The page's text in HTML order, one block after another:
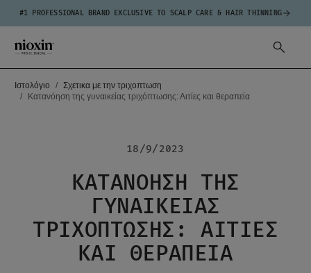
#1 PROFESSIONAL BRAND EXCLUSIVE TO SCALP CARE & HAIR THINNING
Ιστολόγιο
Σχετικα με την τριχοπτωση
Κατανόηση της γυναικείας τριχόπτωσης: Αιτίες και θεραπεία
18/9/2023
ΚΑΤΑΝΌΗΣΗ ΤΗΣ
ΓΥΝΑΙΚΕΊΑΣ
ΤΡΙΧΌΠΤΩΣΗΣ: ΑΙΤΊΕΣ
ΚΑΙ ΘΕΡΑΠΕΊΑ